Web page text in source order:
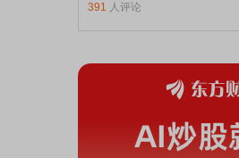
391 人评论